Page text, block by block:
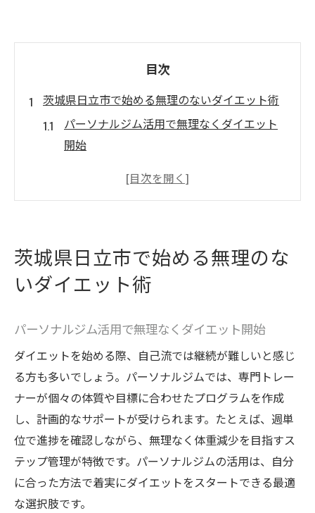
目次
茨城県日立市で始める無理のないダイエット術
パーソナルジム活用で無理なくダイエット
開始
日立市の食事管理で健康的な減量を実現
食事管理が続くパーソナルジムの魅力とは
日立市で目指す理想の体型と食事習慣
パーソナルジムで叶う食事管理のメリット
日立市女性に響くダイエット指導の特徴
パーソナルジム選びで重視すべき食事サポ
ート
専門家が教える食事管理の実践ポイント
食事と運動を両立するパーソナルジム活用
法
リバウンド防止に役立つ食事管理術
茨城県日立市で始める無理のな
いダイエット術
パーソナルジム活用で無理なくダイエット開始
ダイエットを始める際、自己流では継続が難しいと感じ
る方も多いでしょう。パーソナルジムでは、専門トレー
ナーが個々の体質や目標に合わせたプログラムを作成
し、計画的なサポートが受けられます。たとえば、週単
位で進捗を確認しながら、無理なく体重減少を目指すス
テップ管理が特徴です。パーソナルジムの活用は、自分
に合った方法で着実にダイエットをスタートできる最適
な選択肢です。